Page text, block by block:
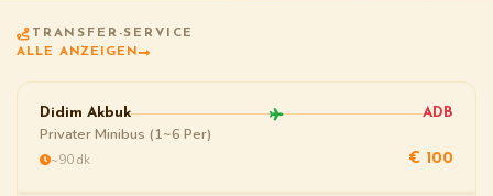
TRANSFER-SERVICE
ALLE ANZEIGEN
Didim Akbuk ADB
Privater Minibus (1~6 Per)
~90 dk € 100